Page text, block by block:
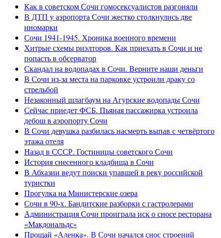
Как в советском Сочи гомосексуалистов разгоняли
В ДТП у аэропорта Сочи жестко столкнулись две
иномарки
Сочи 1941-1945. Хроника военного времени
Хитрые схемы риэлторов. Как приехать в Сочи и не
попасть в обсерватор
Скандал на водопадах в Сочи. Верните наши деньги
В Сочи из-за места на парковке устроили драку со
стрельбой
Незаконный шлагбаум на Агурские водопады Сочи
Сейчас приедет ФСБ. Пьяная пассажирка устроила
дебош в аэропорту Сочи
В Сочи девушка разбилась насмерть выпав с четвёртого
этажа отеля
Назад в СССР. Гостиницы советского Сочи
История снесенного кладбища в Сочи
В Абхазии ведут поиски упавшей в реку российской
туристки
Прогулка на Министерские озера
Сочи в 90-х. Бандитские разборки с гастролерами
Администрация Сочи проиграла иск о сносе ресторана
«Макдональдс»
Прощай «Аленка». В Сочи начался снос строений